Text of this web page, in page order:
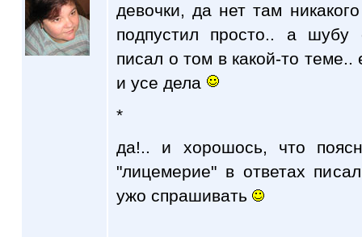
девочки, да нет там
подпустил просто.. а
писал о том в какой-то
и усе дела
*
да!.. и хорошось, что
"лицемерие" в ответах
ужо спрашивать